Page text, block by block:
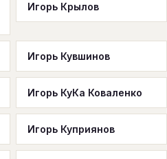
Игорь Крылов
Игорь Кувшинов
Игорь КуКа Коваленко
Игорь Куприянов